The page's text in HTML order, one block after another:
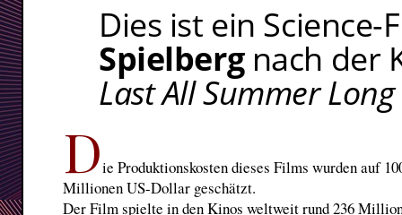
Dies ist ein
Spielbergnach der
Last All Summer Long
Die Produktionskosten dieses Films wurden auf
Millionen US-Dollar geschätzt.
Der Film spielte in den Kinos weltweit rund 236